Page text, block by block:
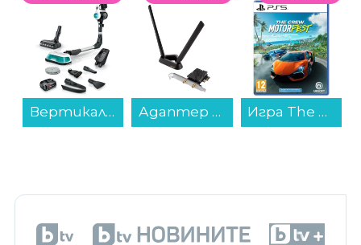
Вертикална прахосмукачка Bosch BCS712HYG5 Unlimited 7 Aqua... Адаптер Wi-Fi ASUS PCE-BE92BT, BE9400, Tri-Band... Игра The Crew Motorfest (PS5)...